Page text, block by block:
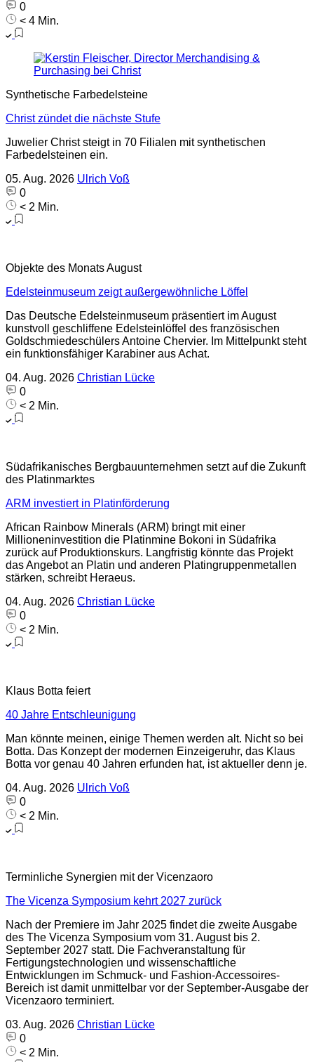
0
< 4 Min.
Synthetische Farbedelsteine
Christ zündet die nächste Stufe
Juwelier Christ steigt in 70 Filialen mit synthetischen
Farbedelsteinen ein.
05. Aug. 2026 Ulrich Voß
0
< 2 Min.
Objekte des Monats August
Edelsteinmuseum zeigt außergewöhnliche Löffel
Das Deutsche Edelsteinmuseum präsentiert im August
kunstvoll geschliffene Edelsteinlöffel des französischen
Goldschmiedeschülers Antoine Chervier. Im Mittelpunkt steht
ein funktionsfähiger Karabiner aus Achat.
04. Aug. 2026 Christian Lücke
0
< 2 Min.
Südafrikanisches Bergbauunternehmen setzt auf die Zukunft
des Platinmarktes
ARM investiert in Platinförderung
African Rainbow Minerals (ARM) bringt mit einer
Millioneninvestition die Platinmine Bokoni in Südafrika
zurück auf Produktionskurs. Langfristig könnte das Projekt
das Angebot an Platin und anderen Platingruppenmetallen
stärken, schreibt Heraeus.
04. Aug. 2026 Christian Lücke
0
< 2 Min.
Klaus Botta feiert
40 Jahre Entschleunigung
Man könnte meinen, einige Themen werden alt. Nicht so bei
Botta. Das Konzept der modernen Einzeigeruhr, das Klaus
Botta vor genau 40 Jahren erfunden hat, ist aktueller denn je.
04. Aug. 2026 Ulrich Voß
0
< 2 Min.
Terminliche Synergien mit der Vicenzaoro
The Vicenza Symposium kehrt 2027 zurück
Nach der Premiere im Jahr 2025 findet die zweite Ausgabe
des The Vicenza Symposium vom 31. August bis 2.
September 2027 statt. Die Fachveranstaltung für
Fertigungstechnologien und wissenschaftliche
Entwicklungen im Schmuck- und Fashion-Accessoires-
Bereich ist damit unmittelbar vor der September-Ausgabe der
Vicenzaoro terminiert.
03. Aug. 2026 Christian Lücke
0
< 2 Min.